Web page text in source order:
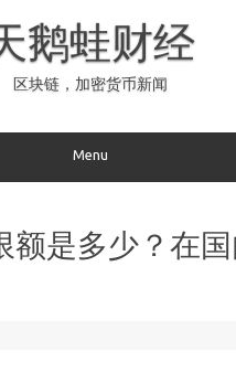
鹅蛙财经
区块链，加密货币新闻
Menu
额是多少？在